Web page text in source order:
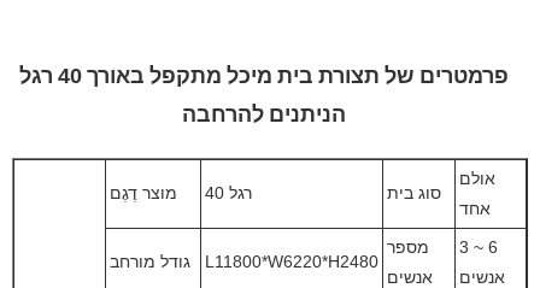
פרמטרים של תצורת בית מיכל מתקפל באורך 40 רגל
הניתנים להרחבה
מוצר דֶגֶם 40 רגל סוג בית
אולם
אחד
גודל מורחב L11800*W6220*H2480
מספר
אנשים
3 ~ 6
אנשים